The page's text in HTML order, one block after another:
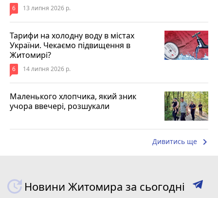
6 13 липня 2026 р.
Тарифи на холодну воду в містах
України. Чекаємо підвищення в
Житомирі?
6 14 липня 2026 р.
Маленького хлопчика, який зник
учора ввечері, розшукали
Дивитись ще keyboard_arrow_right
Новини Житомира за сьогодні